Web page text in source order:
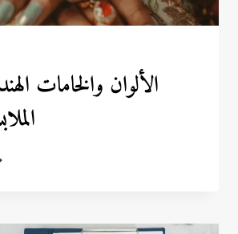
الألوان والخامات